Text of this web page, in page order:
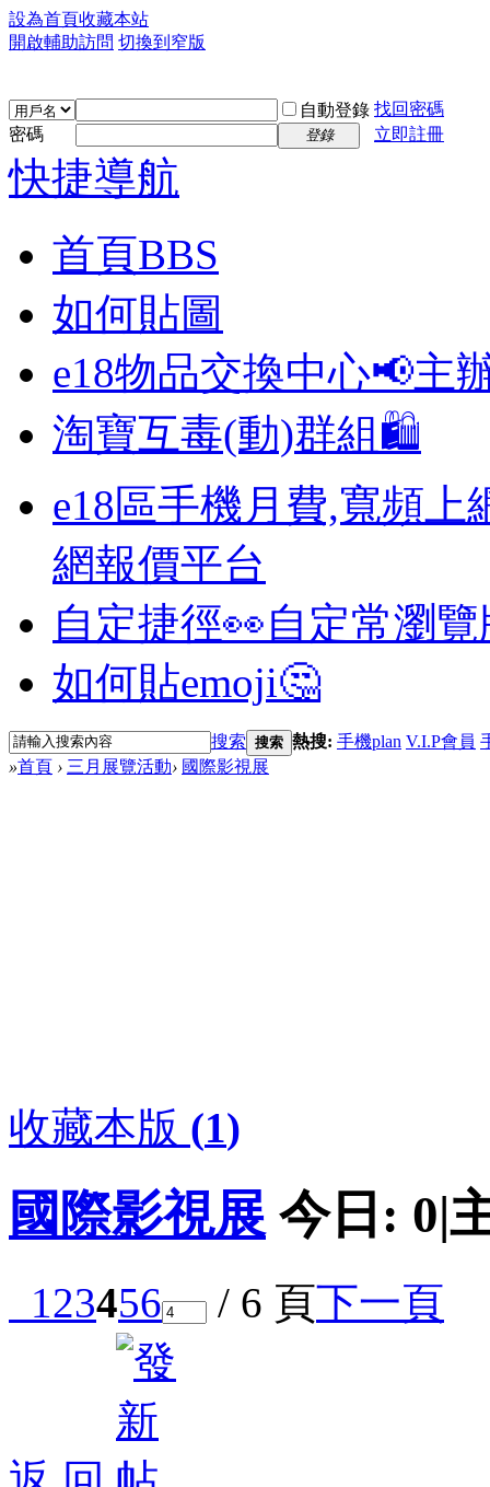
設為首頁收藏本站
開啟輔助訪問 切換到窄版
自動登錄 找回密碼
密碼
登錄 立即註冊
快捷導航
首頁BBS
如何貼圖
e18物品交換中心📢主
淘寶互毒(動)群組🛍️
e18區手機月費,寬頻上
網報價平台
自定捷徑👀自定常瀏
如何貼emoji🤔
搜索 搜索 熱搜: 手機plan V.I.P會員
»首頁 › 三月展覽活動› 國際影視展
收藏本版 (1)
國際影視展 今日: 0|
123456 / 6 頁下一頁